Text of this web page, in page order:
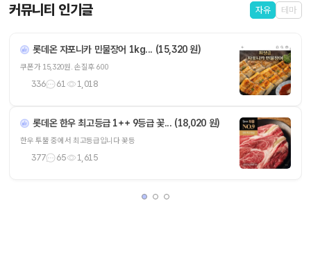
커뮤니티 인기글 자유 테마
롯데온 자포니카 민물장어 1kg... (15,320 원)
쿠폰가 15,320원. 손질후 600
336 61 1,018
롯데온 한우 최고등급 1++ 9등급 꽃... (18,020 원)
한우 투뿔 중에서 최고등급입니다 꽃등
377 65 1,615